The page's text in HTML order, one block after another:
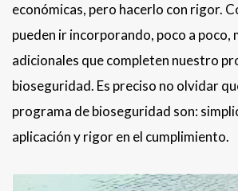
económicas, pero hacerlo con rigor.
pueden ir incorporando, poco a poco,
adicionales que completen nuestro
bioseguridad. Es preciso no olvidar
programa de bioseguridad son:
aplicación y rigor en el cumplimiento.